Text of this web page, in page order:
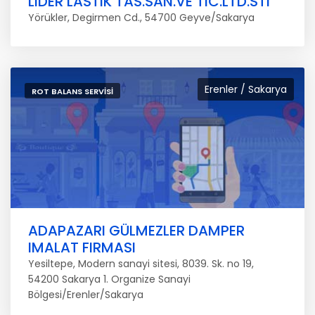
Yörükler, Degirmen Cd., 54700 Geyve/Sakarya
Erenler / Sakarya
ROT BALANS SERVISI
ADAPAZARI GÜLMEZLER DAMPER
IMALAT FIRMASI
Yesiltepe, Modern sanayi sitesi, 8039. Sk. no 19,
54200 Sakarya 1. Organize Sanayi
Bölgesi/Erenler/Sakarya